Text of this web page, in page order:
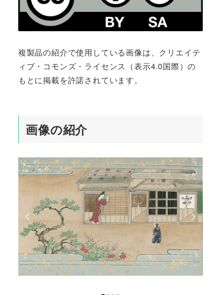
複製品の紹介で使用している画像は、クリエイテ
ィブ・コモンズ・ライセンス（表示4.0国際）の
もとに掲載を許諾されています。
画像の紹介